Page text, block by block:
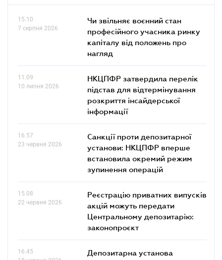
15.10
7 серпня 2026
Чи звільняє воєнний стан
професійного учасника ринку
капіталу від положень про
нагляд
11.09
10 липня 2026
НКЦПФР затвердила перелік
підстав для відтермінування
розкриття інсайдерської
інформації
16.57
23 червня 2026
Санкції проти депозитарної
установи: НКЦПФР вперше
встановила окремий режим
зупинення операцій
15.08
22 червня 2026
Реєстрацію приватних випусків
акцій можуть передати
Центральному депозитарію:
законопроєкт
16.45
Депозитарна установа